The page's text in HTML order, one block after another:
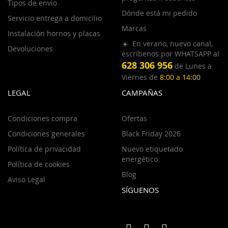
Tipos de envio
Servicio entrega a domicilio
Instalación hornos y placas
Devoluciones
Dónde está mi pedido
Marcas
☀️ En verano, nuevo canal,
escríbenos por WHATSAPP al
628 306 956 de Lunes a
Viernes de 8:00 a 14:00
LEGAL
Condiciones compra
Condiciones generales
Política de privacidad
Política de cookies
Aviso Legal
CAMPAÑAS
Ofertas
Black Friday 2026
Nuevo etiquetado
energético
Blog
SÍGUENOS